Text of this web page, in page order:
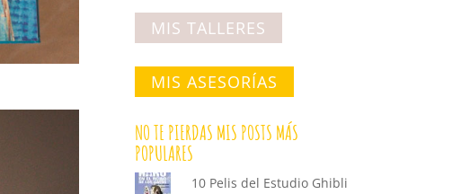
MIS TALLERES
MIS ASESORÍAS
NO TE PIERDAS MIS POSTS MÁS
POPULARES
10 Pelis del Estudio Ghibli